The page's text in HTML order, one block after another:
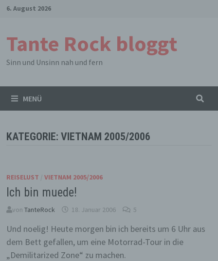
Zum6. August 2026
Tante Rock bloggt
Sinn und Unsinn nah und fern
MENÜ
KATEGORIE: VIETNAM 2005/2006
REISELUST VIETNAM 2005/2006
Ich bin muede!
von TanteRock 18. Januar 2006 5
Und noelig! Heute morgen bin ich bereits um 6 Uhr aus
dem Bett gefallen, um eine Motorrad-Tour in die
„Demilitarized Zone“ zu machen.